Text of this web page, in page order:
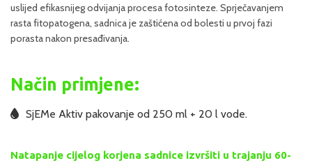
uslijed efikasnijeg odvijanja procesa fotosinteze. Sprječavanjem
rasta fitopatogena, sadnica je zaštićena od bolesti u prvoj fazi
porasta nakon presađivanja.
Način primjene:
SjEMe Aktiv pakovanje od 250 ml + 20 l vode.
Natapanje cijelog korjena sadnice izvršiti u trajanju 60-